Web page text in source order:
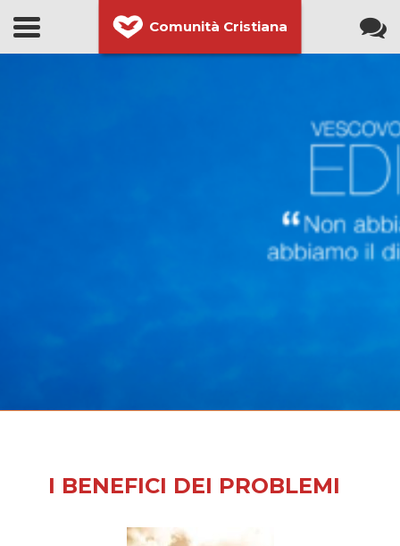
Comunità Cristiana
I BENEFICI DEI PROBLEMI